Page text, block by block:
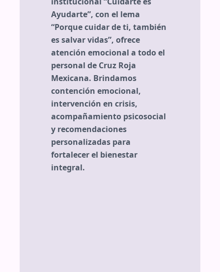
Ayudarte”, con el lema
“Porque cuidar de ti, también
es salvar vidas”, ofrece
atención emocional a todo el
personal de Cruz Roja
Mexicana. Brindamos
contención emocional,
intervención en crisis,
acompañamiento psicosocial
y recomendaciones
personalizadas para
fortalecer el bienestar
integral.